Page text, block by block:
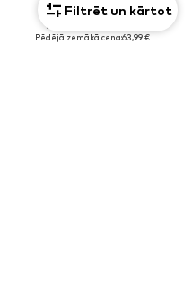
63,99 €
Sākotnējā cena: 79,99 €
Pēdējā zemākā cena:63,99 €
Filtrēt un kārtot